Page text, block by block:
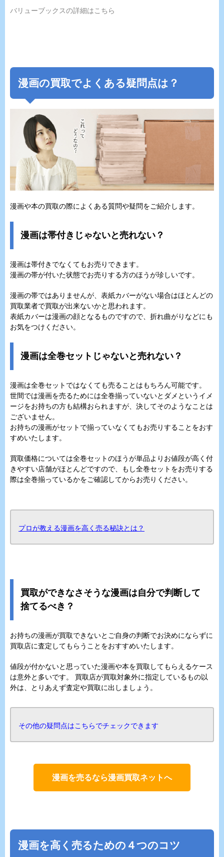
バリューブックスの詳細はこちら
漫画の買取でよくある疑問点は？
漫画や本の買取の際によくある質問や疑問をご紹介します。
漫画は帯付きじゃないと売れない？
漫画は帯付きでなくてもお売りできます。
漫画の帯が付いた状態でお売りする方のほうが珍しいです。
漫画の帯ではありませんが、表紙カバーがない場合はほとんどの
買取業者で買取が出来ないかと思われます。
表紙カバーは漫画の顔となるものですので、折れ曲がりなどにも
お気をつけください。
漫画は全巻セットじゃないと売れない？
漫画は全巻セットではなくても売ることはもちろん可能です。
世間では漫画を売るためには全巻揃っていないとダメというイメ
ージをお持ちの方も結構おられますが、決してそのようなことは
ございません。
お持ちの漫画がセットで揃っていなくてもお売りすることをおす
すめいたします。
買取価格については全巻セットのほうが単品よりお値段が高く付
きやすい店舗がほとんどですので、もし全巻セットをお売りする
際は全巻揃っているかをご確認してからお売りください。
プロが教える漫画を高く売る秘訣とは？
買取ができなさそうな漫画は自分で判断して
捨てるべき？
お持ちの漫画が買取できないとご自身の判断でお決めにならずに
買取店に査定してもらうことをおすすめいたします。
値段が付かないと思っていた漫画や本を買取してもらえるケース
は意外と多いです。 買取店が買取対象外に指定しているもの以
外は、とりあえず査定や買取に出しましょう。
その他の疑問点はこちらでチェックできます
漫画を売るなら漫画買取ネットへ
漫画を高く売るための４つのコツ